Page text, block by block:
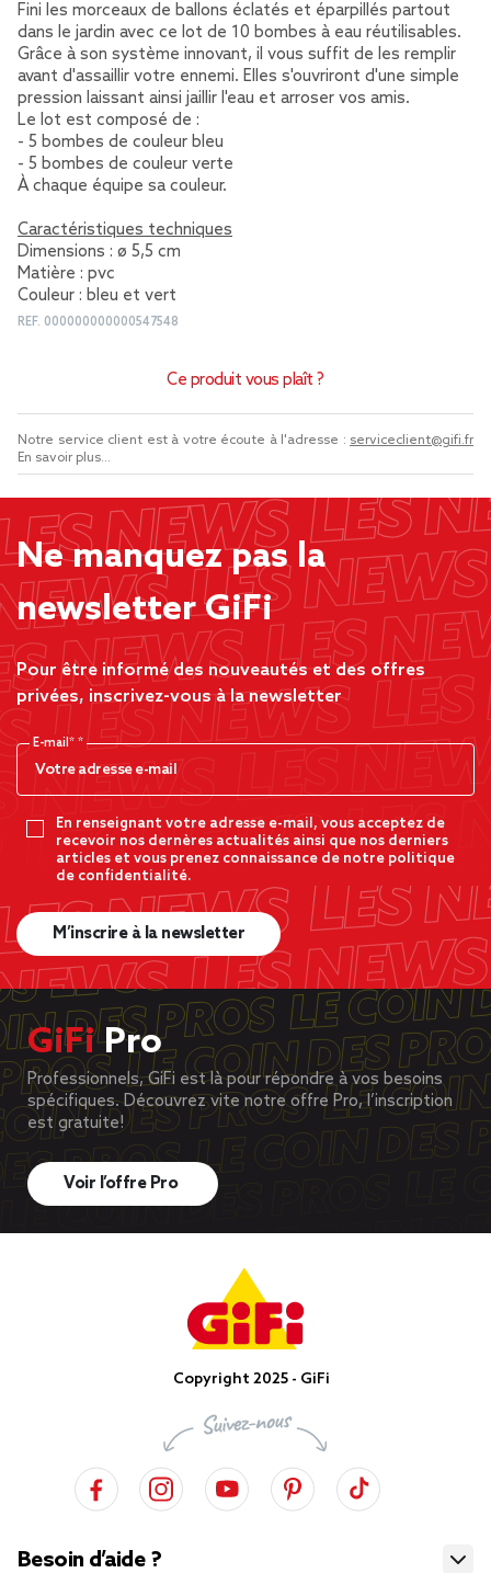
Fini les morceaux de ballons éclatés et éparpillés partout
dans le jardin avec ce lot de 10 bombes à eau réutilisables.
Grâce à son système innovant, il vous suffit de les remplir
avant d'assaillir votre ennemi. Elles s'ouvriront d'une simple
pression laissant ainsi jaillir l'eau et arroser vos amis.
Le lot est composé de :
- 5 bombes de couleur bleu
- 5 bombes de couleur verte
À chaque équipe sa couleur.
Caractéristiques techniques
Dimensions : ø 5,5 cm
Matière : pvc
Couleur : bleu et vert
REF. 000000000000547548
Ce produit vous plaît ?
Notre service client est à votre écoute à l'adresse : serviceclient@gifi.fr
En savoir plus...
Ne manquez pas la
newsletter GiFi
Pour être informé des nouveautés et des offres
privées, inscrivez-vous à la newsletter
E-mail*
En renseignant votre adresse e-mail, vous acceptez de
recevoir nos dernères actualités ainsi que nos derniers
articles et vous prenez connaissance de notre politique
de confidentialité.
M’inscrire à la newsletter
GiFiPro
Professionnels, GiFi est là pour répondre à vos besoins
spécifiques. Découvrez vite notre offre Pro, l’inscription
est gratuite!
Voir l’offre Pro
Copyright 2025 - GiFi
Besoin d’aide ?